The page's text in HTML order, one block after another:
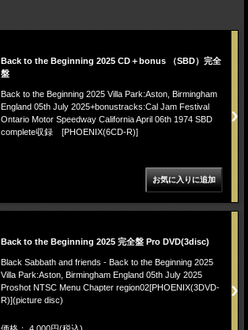
Back to the Beginning 2025 CD＋bonus （SBD）完全
盤
Back to the Beginning 2025 Villa Park:Aston, Birmingham
England 05th July 2025+bonustracks:Cal Jam Festival
Ontario Motor Speedway California April 06th 1974 SBD
complete収録 [PHOENIX(6CD-R)]
Back to the Beginning 2025 完全盤 Pro DVD(3disc)
Black Sabbath and friends - Back to the Beginning 2025
Villa Park:Aston, Birmingham England 05th July 2025
Proshot NTSC Menu Chapter region02[PHOENIX(3DVD-
R)](picture disc)